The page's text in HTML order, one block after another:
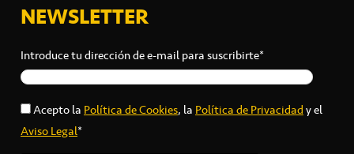
NEWSLETTER
Introduce tu dirección de e-mail para suscribirte*
Acepto laPolítica de Cookies, laPolítica de Privacidady el
Aviso Legal*